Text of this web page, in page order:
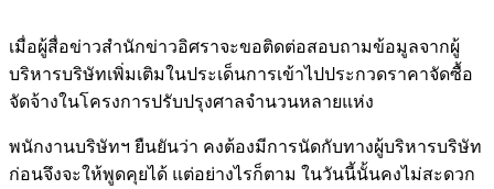
เมื่อผู้สื่อข่าวสำนักข่าวอิศราจะขอติดต่อสอบถามข้อมูลจากผู้
บริหารบริษัทเพิ่มเติมในประเด็นการเข้าไปประกวดราคาจัดซื้อ
จัดจ้างในโครงการปรับปรุงศาลจำนวนหลายแห่ง
พนักงานบริษัทฯ ยืนยันว่า คงต้องมีการนัดกับทางผู้บริหารบริษัท
ก่อนจึงจะให้พูดคุยได้ แต่อย่างไรก็ตาม ในวันนี้นั้นคงไม่สะดวก